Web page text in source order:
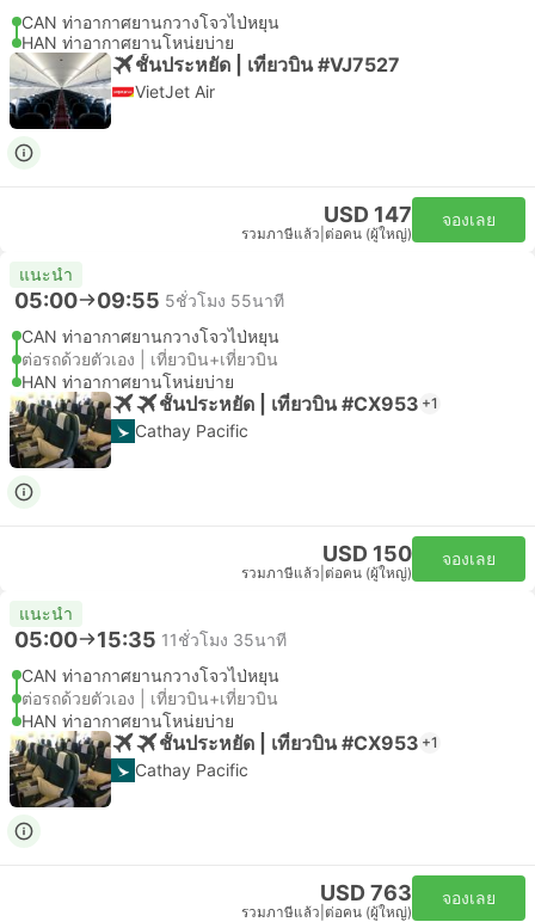
CAN ท่าอากาศยานกวางโจวไป่หยุน
HAN ท่าอากาศยานโหน่ยบ่าย
ชั้นประหยัด | เที่ยวบิน #VJ7527
VietJet Air
USD 147
รวมภาษีแล้ว ต่อคน (ผู้ใหญ่)
จองเลย
แนะนำ
05:00 09:55 5ชั่วโมง 55นาที
CAN ท่าอากาศยานกวางโจวไป่หยุน
ต่อรถด้วยตัวเอง | เที่ยวบิน+เที่ยวบิน
HAN ท่าอากาศยานโหน่ยบ่าย
ชั้นประหยัด | เที่ยวบิน #CX953 +1
Cathay Pacific
USD 150
รวมภาษีแล้ว ต่อคน (ผู้ใหญ่)
จองเลย
แนะนำ
05:00 15:35 11ชั่วโมง 35นาที
CAN ท่าอากาศยานกวางโจวไป่หยุน
ต่อรถด้วยตัวเอง | เที่ยวบิน+เที่ยวบิน
HAN ท่าอากาศยานโหน่ยบ่าย
ชั้นประหยัด | เที่ยวบิน #CX953 +1
Cathay Pacific
USD 763
รวมภาษีแล้ว ต่อคน (ผู้ใหญ่)
จองเลย